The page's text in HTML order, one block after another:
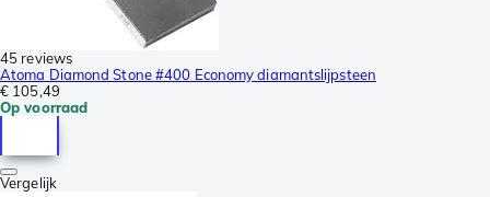
45 reviews
Atoma Diamond Stone #400 Economy diamantslijpsteen
€ 105,49
Op voorraad
Vergelijk